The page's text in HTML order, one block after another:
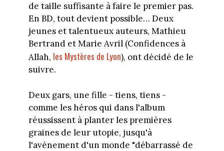
de taille suffisante à faire le premier pas.
En BD, tout devient possible… Deux
jeunes et talentueux auteurs, Mathieu
Bertrand et Marie Avril (Confidences à
Allah, les Mystères de Lyon), ont décidé de le
suivre.
Deux gars, une fille - tiens, tiens -
comme les héros qui dans l'album
réussissent à planter les premières
graines de leur utopie, jusqu'à
l'avènement d'un monde "débarrassé de